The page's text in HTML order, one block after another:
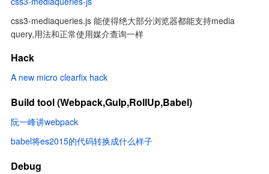
css3-mediaqueries.js 能使得绝大部分浏览器都能支持media
query,用法和正常使用媒介查询一样
Hack
A new micro clearfix hack
Build tool (Webpack,Gulp,RollUp,Babel)
阮一峰讲webpack
babel将es2015的代码转换成什么样子
Debug